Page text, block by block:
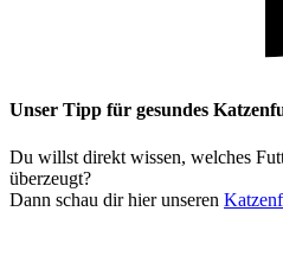
Unser Tipp für gesundes
Du willst direkt wissen, welches
überzeugt?
Dann schau dir hier unseren